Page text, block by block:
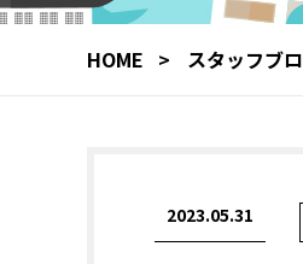
HOME スタッフブ
2023.05.31